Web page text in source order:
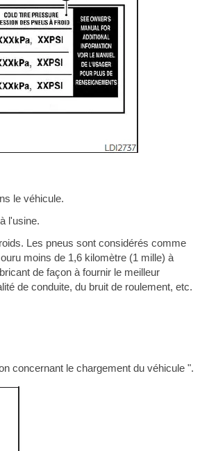
le véhicule.
l'usine.
Les pneus sont considérés comme
moins de 1,6 kilomètre (1 mille) à
de façon à fournir le meilleur
de conduite, du bruit de roulement, etc.
concernant le chargement du véhicule ".